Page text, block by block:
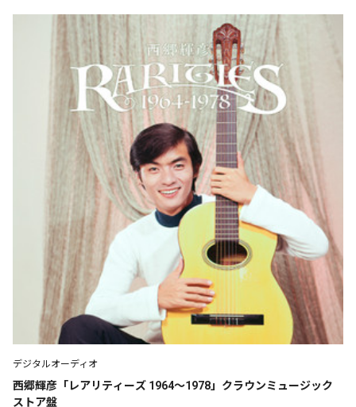
デジタルオーディオ
西郷輝彦「レアリティーズ 1964～1978」クラウンミュージック
ストア盤